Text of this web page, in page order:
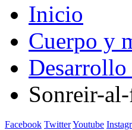
Inicio
Cuerpo y
Desarrollo
Sonreir-
Facebook TwitterYoutube